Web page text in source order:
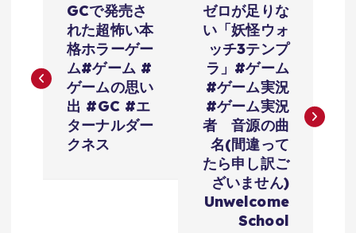
ナ
GCで発売さ
れた超怖い本
格ホラーゲー
ム#ゲーム #
ゲームの思い
出 #GC #エ
ターナルダー
クネス
ゼロが足りな
い「妖怪ウォ
ッチ3テンプ
ラ」#ゲーム
#ゲーム実況
#ゲーム実況
者 音源の曲
名(間違って
たら申し訳ご
ざいません)
Unwelcome
School